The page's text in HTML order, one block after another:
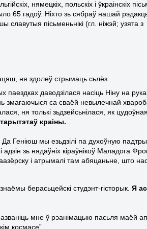
нямецкіх, польскіх і ўкраінскіх
65 гадоў. Ніхто зь сябраў нашай
пісьменьнікі (гл. ніжэй; узята з
ня здолеў стрымаць сьлёз.
даводзілася насіць Ніну на
змагаючыся са сваёй невылечнай
ня толькі зьдзейсьнілася, як цудоўная
краіны.
Да Геніюш мы езьдзілі па духоўную
зь нядаўніх кіраўнікоў Маладога
і атрымалі там абяцаньне, што
берасьцейскі студэнт-гісторык.Я
мне ў рэанімацыю пасьля маёй
космасе”.